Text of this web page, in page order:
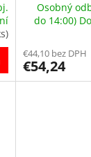
Osobný
do 14:00)
€44,10 bez DPH
€54,24